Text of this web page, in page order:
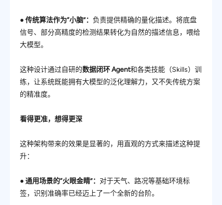
●传统算法作为“小脑”： 负责提供精确的量化描述。将底盘
信号、部分高精度的检测结果转化为自然的描述信息，喂给
大模型。
这种设计通过自研的数据闭环 Agent和各类技能（Skills）训
练，让系统既能拥有大模型的泛化理解力，又不失传统方案
的精准度。
看得更准，想得更深
这种架构带来的效果是显著的，用直观的方式来描述这种提
升：
●通用场景的“火眼金睛”： 对于天气、路况等基础环境标
签，识别准确率已经迈上了一个全新的台阶。